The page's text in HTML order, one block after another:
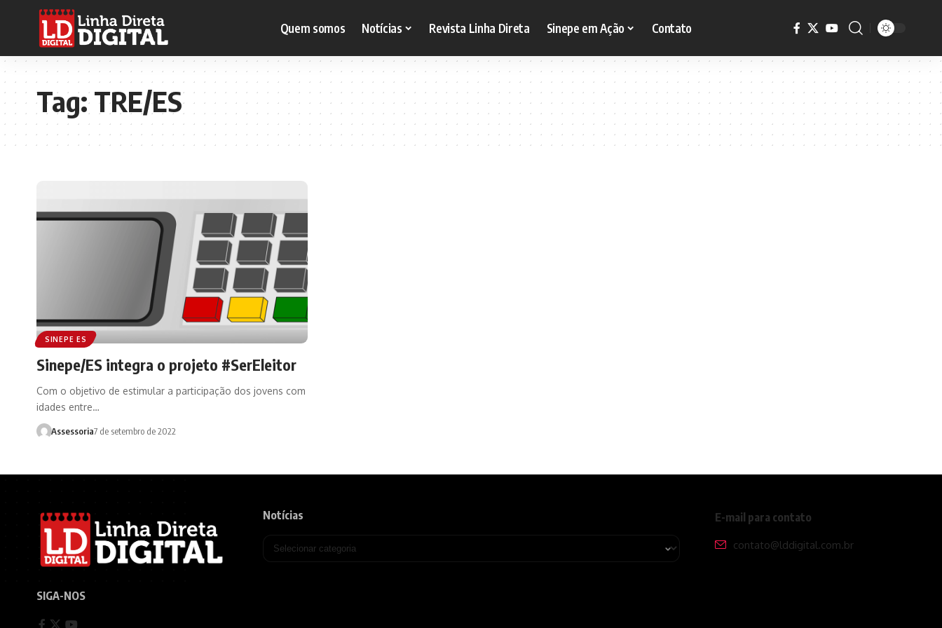
Quem somos Notícias Revista Linha Direta Sinepe em Ação Contato
Tag:TRE/ES
SINEPE ES
Sinepe/ES integra o projeto #SerEleitor
Com o objetivo de estimular a participação dos jovens com
idades entre…
Assessoria7 de setembro de 2022
SIGA-NOS
Notícias E-mail para contato
contato@lddigital.com.br